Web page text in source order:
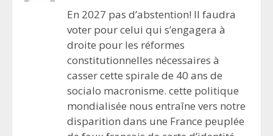
En 2027 pas d’abstention! Il faudra
voter pour celui qui s’engagera à
droite pour les réformes
constitutionnelles nécessaires à
casser cette spirale de 40 ans de
socialo macronisme. cette politique
mondialisée nous entraîne vers notre
disparition dans une France peuplée